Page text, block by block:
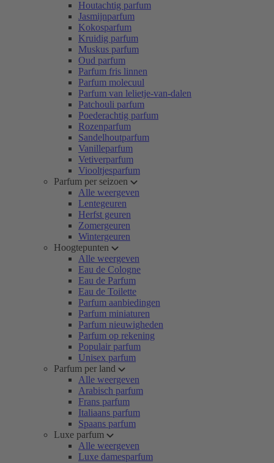
Houtachtig parfum
Jasmijnparfum
Kokosparfum
Kruidig parfum
Muskus parfum
Oud parfum
Parfum fris linnen
Parfum molecuul
Parfum van lelietje-van-dalen
Patchouli parfum
Poederachtig parfum
Rozenparfum
Sandelhoutparfum
Vanilleparfum
Vetiverparfum
Viooltjesparfum
Parfum per seizoen
Alle weergeven
Lentegeuren
Herfst geuren
Zomergeuren
Wintergeuren
Hoogtepunten
Alle weergeven
Eau de Cologne
Eau de Parfum
Eau de Toilette
Parfum aanbiedingen
Parfum miniaturen
Parfum nieuwigheden
Parfum op rekening
Populair parfum
Unisex parfum
Parfum per land
Alle weergeven
Arabisch parfum
Frans parfum
Italiaans parfum
Spaans parfum
Luxe parfum
Alle weergeven
Luxe damesparfum